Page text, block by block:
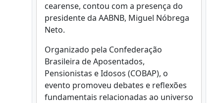
cearense, contou com a presença do
presidente da AABNB, Miguel Nóbrega
Neto.
Organizado pela Confederação
Brasileira de Aposentados,
Pensionistas e Idosos (COBAP), o
evento promoveu debates e reflexões
fundamentais relacionadas ao universo